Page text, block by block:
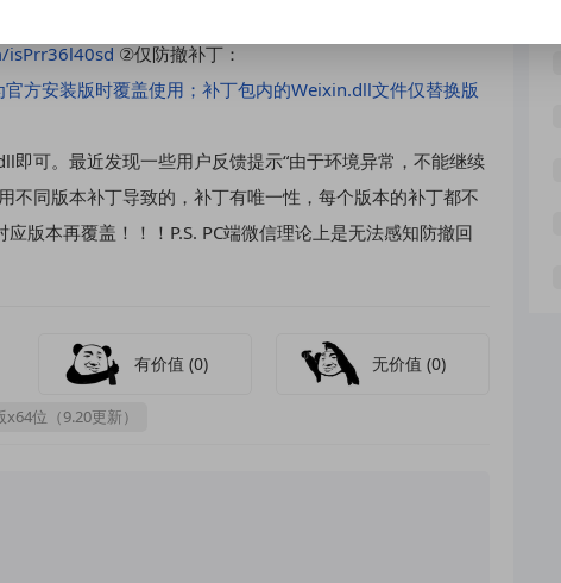
isPrr36l40sd ②仅防撤补丁：
方安装版时覆盖使用；补丁包内的Weixin.dll文件仅替换版
可。最近发现一些用户反馈提示“由于环境异常，不能继续
不同版本补丁导致的，补丁有唯一性，每个版本的补丁都不
版本再覆盖！！！P.S. PC端微信理论上是无法感知防撤回
有价值(0) 无价值(0)
位（9.20更新）